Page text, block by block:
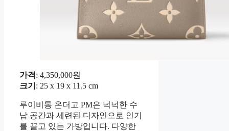
가격 : 4,350,000원
크기 : 25 x 19 x 11.5 cm
루이비통 온더고 PM은 넉넉한 수
납 공간과 세련된 디자인으로 인기
를 끌고 있는 가방입니다. 다양한